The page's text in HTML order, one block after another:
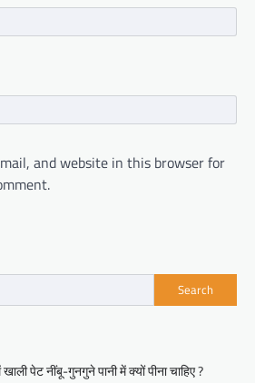
and website in this browser for
Search
पेट नींबू-गुनगुने पानी में क्यों पीना चाहिए ?